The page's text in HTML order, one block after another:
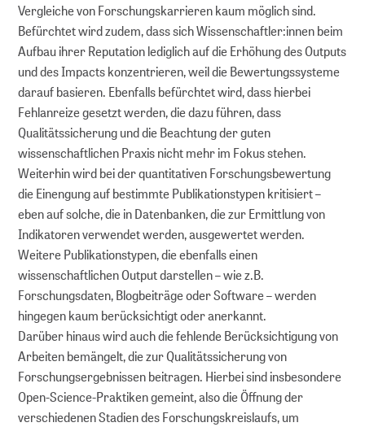
Vergleiche von Forschungskarrieren kaum möglich sind.
Befürchtet wird zudem, dass sich Wissenschaftler:innen beim
Aufbau ihrer Reputation lediglich auf die Erhöhung des Outputs
und des Impacts konzentrieren, weil die Bewertungssysteme
darauf basieren. Ebenfalls befürchtet wird, dass hierbei
Fehlanreize gesetzt werden, die dazu führen, dass
Qualitätssicherung und die Beachtung der guten
wissenschaftlichen Praxis nicht mehr im Fokus stehen.
Weiterhin wird bei der quantitativen Forschungsbewertung
die Einengung auf bestimmte Publikationstypen kritisiert –
eben auf solche, die in Datenbanken, die zur Ermittlung von
Indikatoren verwendet werden, ausgewertet werden.
Weitere Publikationstypen, die ebenfalls einen
wissenschaftlichen Output darstellen – wie z.B.
Forschungsdaten, Blogbeiträge oder Software – werden
hingegen kaum berücksichtigt oder anerkannt.
Darüber hinaus wird auch die fehlende Berücksichtigung von
Arbeiten bemängelt, die zur Qualitätssicherung von
Forschungsergebnissen beitragen. Hierbei sind insbesondere
Open-Science-Praktiken gemeint, also die Öffnung der
verschiedenen Stadien des Forschungskreislaufs, um